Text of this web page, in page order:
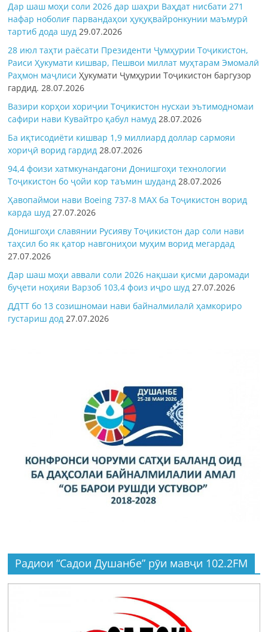
Дар шаш моҳи соли 2026 дар шаҳри Ваҳдат нисбати 271
нафар ноболиғ парвандаҳои ҳуқуқвайронкунии маъмурӣ
тартиб дода шуд 29.07.2026
28 июл таҳти раёсати Президенти Ҷумҳурии Тоҷикистон,
Раиси Ҳукумати кишвар, Пешвои миллат муҳтарам Эмомалӣ
Раҳмон маҷлисиҲукумати Ҷумҳурии Тоҷикистон баргузор
гардид.28.07.2026
Вазири корҳои хориҷии Тоҷикистон нусхаи эътимодномаи
сафири нави Кувайтро қабул намуд 28.07.2026
Ба иқтисодиёти кишвар 1,9 миллиард доллар сармояи
хориҷӣ ворид гардид 28.07.2026
94,4 фоизи хатмкунандагони Донишгоҳи технологии
Тоҷикистон бо ҷойи кор таъмин шуданд 28.07.2026
Ҳавопаймои нави Boeing 737-8 MAX ба Тоҷикистон ворид
карда шуд 27.07.2026
Донишгоҳи славянии Русияву Тоҷикистон дар соли нави
таҳсил бо як қатор навгониҳои муҳим ворид мегардад
27.07.2026
Дар шаш моҳи аввали соли 2026 нақшаи қисми даромади
буҷети ноҳияи Варзоб 103,4 фоиз иҷро шуд 27.07.2026
ДДТТ бо 13 созишномаи нави байналмилалӣ ҳамкориро
густариш дод 27.07.2026
Радиои “Садои Душанбе” рӯи мавҷи 102.2FM